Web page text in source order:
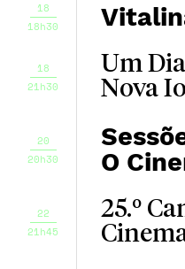
18
18h30
18
21h30
Um
Nova
20
20h30
O
22
21h45
25.º